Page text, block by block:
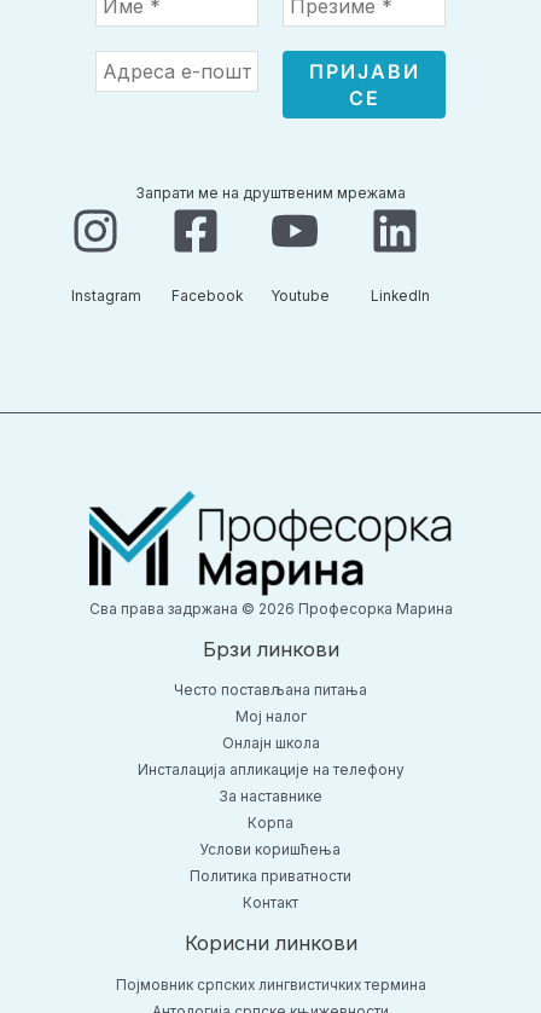
Запрати ме на друштвеним мрежама
Instagram​ Facebook​ Youtube​ LinkedIn​
Сва права задржана © 2026 Професорка Марина
Брзи линкови
Често постављана питања
Moj налог
Онлајн школа
Инсталација апликације на телефону
За наставнике
Корпа
Услови коришћења
Политика приватности
Контакт
Корисни линкови
Појмовник српских лингвистичких термина